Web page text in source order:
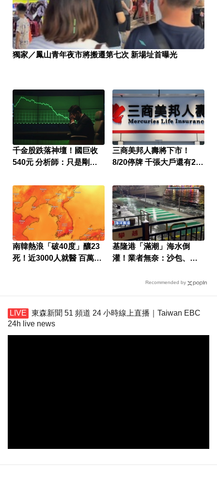
獨家／鳳山青年夜市將搬遷第七次 新場址首曝光
千金股跌落神壇！國巨收
540元 分析師：只是剛開
三商美邦人壽將下市！
8/20停牌 千張大戶還有252
南韓熱浪「破40度」釀23
死！近3000人就醫 百萬家
基隆港「滿潮」海水倒
灌！業者無奈：沙包、閘
Recommended by
東森新聞 51 頻道 24 小時線上直播｜Taiwan EBC
24h live news